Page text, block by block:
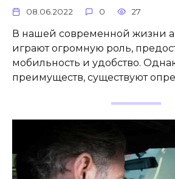
08.06.2022 0 27
В нашей современной жизни
играют огромную роль,
мобильность и удобство.
преимуществ, существуют